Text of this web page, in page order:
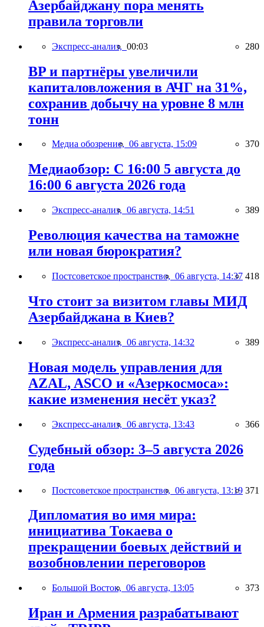
Азербайджану пора менять
правила торговли
Экспресс-анализ, 00:03 280
BP и партнёры увеличили
капиталовложения в АЧГ на 31%,
сохранив добычу на уровне 8 млн
тонн
Медиа обозрение, 06 августа, 15:09 370
Медиаобзор: С 16:00 5 августа до
16:00 6 августа 2026 года
Экспресс-анализ, 06 августа, 14:51 389
Революция качества на таможне
или новая бюрократия?
Постсоветское пространство, 06 августа, 14:37 418
Что стоит за визитом главы МИД
Азербайджана в Киев?
Экспресс-анализ, 06 августа, 14:32 389
Новая модель управления для
AZAL, ASCO и «Азеркосмоса»:
какие изменения несёт указ?
Экспресс-анализ, 06 августа, 13:43 366
Судебный обзор: 3–5 августа 2026
года
Постсоветское пространство, 06 августа, 13:19 371
Дипломатия во имя мира:
инициатива Токаева о
прекращении боевых действий и
возобновлении переговоров
Большой Восток, 06 августа, 13:05 373
Иран и Армения разрабатывают